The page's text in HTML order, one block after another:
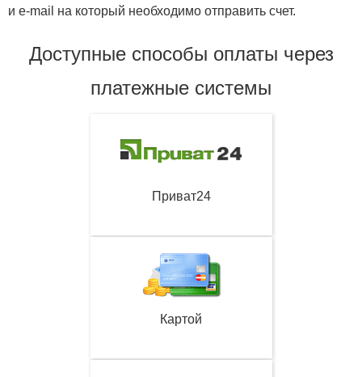
и e-mail на который необходимо отправить счет.
Доступные способы оплаты через
платежные системы
Приват24
Картой